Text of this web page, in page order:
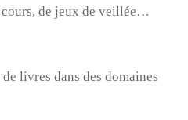
de jeux de veillée…
livres dans des domaines